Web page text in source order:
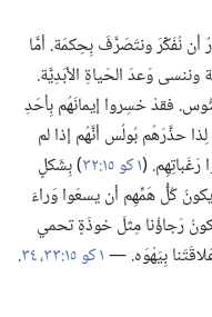
أن نُفَكِّرَ ونتَصَرَّفَ بِحِكمَة.‏ أمَّا
وننسى وَعدَ الحَياةِ الأبَدِيَّة.‏
فقدْ خسِروا إيمانَهُم بِأحَدِ
حذَّرَهُم بُولُس أنَّهُم إذا لم
رَغَباتِهِم.‏ (‏١ كو ١٥:‏٣٢
‏)‏ بِشَكلٍ
يكونُ كُلُّ هَمِّهِم أن يسعَوا وَراءَ
رَجاؤُنا مِثلَ خوذَةٍ تحمي
بِيَهْوَه.‏ —‏١ كو ١٥:‏٣٣،‏ ٣٤ ‏.‏